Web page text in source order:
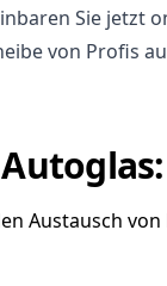
Sie jetzt
von Profis
Austausch